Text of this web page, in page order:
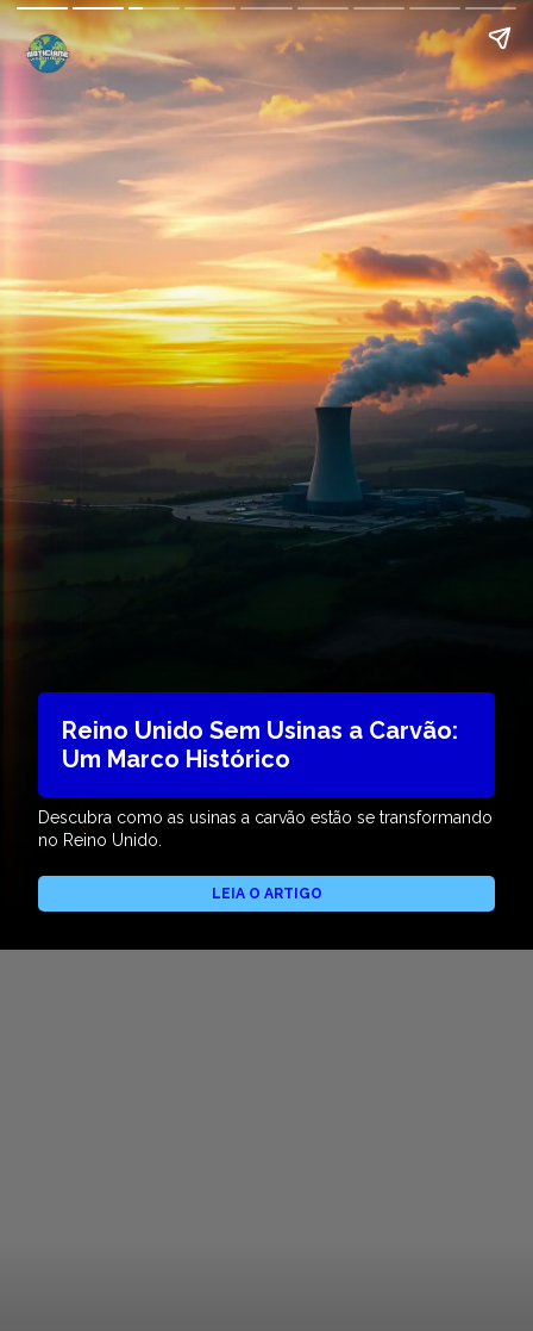
Reino Unido Sem Usinas a Carvão:
Um Marco Histórico
Descubra como as usinas a carvão estão se transformando
no Reino Unido.
LEIA O ARTIGO